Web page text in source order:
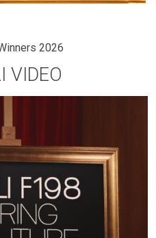
2026
VIDEO